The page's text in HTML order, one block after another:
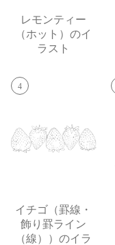
レモンティー
（ホット）のイ
ラスト
4
イチゴ（罫線・
飾り罫ライン
（線））のイラ